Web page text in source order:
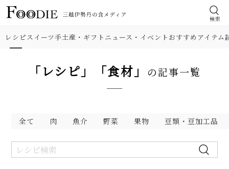
検索
レシピスイーツ手土産・ギフト ニュース・イベントおすすめアイテム
「レシピ」「食材」 の記事一覧
全て 肉 魚介 野菜 果物 豆類・豆加工品